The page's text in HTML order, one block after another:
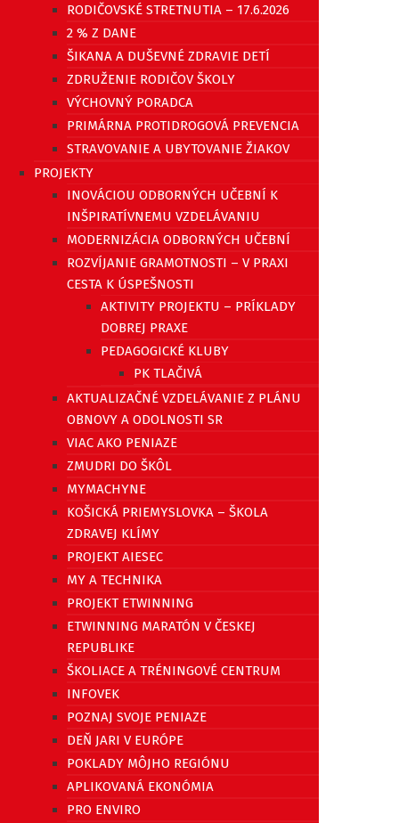
RODIČOVSKÉ STRETNUTIA – 17.6.2026
2 % Z DANE
ŠIKANA A DUŠEVNÉ ZDRAVIE DETÍ
ZDRUŽENIE RODIČOV ŠKOLY
VÝCHOVNÝ PORADCA
PRIMÁRNA PROTIDROGOVÁ PREVENCIA
STRAVOVANIE A UBYTOVANIE ŽIAKOV
PROJEKTY
INOVÁCIOU ODBORNÝCH UČEBNÍ K
INŠPIRATÍVNEMU VZDELÁVANIU
MODERNIZÁCIA ODBORNÝCH UČEBNÍ
ROZVÍJANIE GRAMOTNOSTI – V PRAXI
CESTA K ÚSPEŠNOSTI
AKTIVITY PROJEKTU – PRÍKLADY
DOBREJ PRAXE
PEDAGOGICKÉ KLUBY
PK TLAČIVÁ
AKTUALIZAČNÉ VZDELÁVANIE Z PLÁNU
OBNOVY A ODOLNOSTI SR
VIAC AKO PENIAZE
ZMUDRI DO ŠKÔL
MYMACHYNE
KOŠICKÁ PRIEMYSLOVKA – ŠKOLA
ZDRAVEJ KLÍMY
PROJEKT AIESEC
MY A TECHNIKA
PROJEKT ETWINNING
ETWINNING MARATÓN V ČESKEJ
REPUBLIKE
ŠKOLIACE A TRÉNINGOVÉ CENTRUM
INFOVEK
POZNAJ SVOJE PENIAZE
DEŇ JARI V EURÓPE
POKLADY MÔJHO REGIÓNU
APLIKOVANÁ EKONÓMIA
PRO ENVIRO